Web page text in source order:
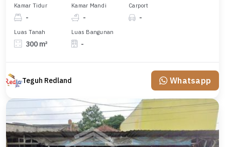
Kamar Tidur
-
Kamar Mandi
-
Carport
-
Luas Tanah
300 m²
Luas Bangunan
-
Teguh Redland Whatsapp